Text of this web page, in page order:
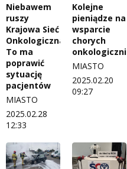
Niebawem
ruszy
Krajowa Sieć
Onkologiczna.
To ma
poprawić
sytuację
pacjentów
MIASTO
2025.02.28
12:33
Kolejne
pieniądze na
wsparcie
chorych
onkologicznie
MIASTO
2025.02.20
09:27